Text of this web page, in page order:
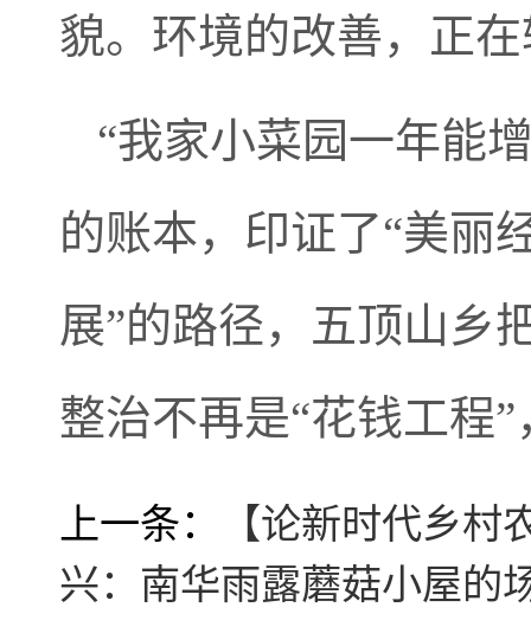
貌。环境的改善，正
“我家小菜园一年能
的账本，印证了“美丽
展”的路径，五顶山乡
整治不再是“花钱工程
上一条：
【论新时代乡
兴：南华雨露蘑菇小屋的